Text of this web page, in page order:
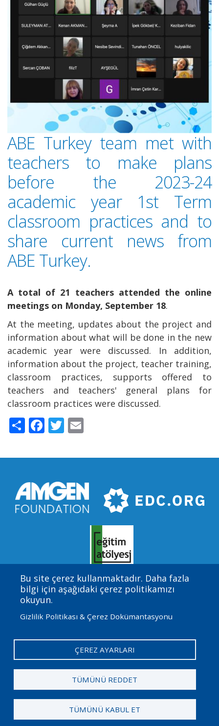
ABE Turkey team met with
teachers to make plans
before the 2023-24
academic year 1st Term
classroom practices and to
share current news from
ABE Turkey.
A total of 21 teachersattended the online
meetings on Monday, September 18.
At the meeting, updates about the project and
information about what will be done in the new
academic year were discussed. In addition,
information about the project, teacher training,
classroom practices, supports offered to
teachers and teachers' general plans for
classroom practices were discussed.
ShareFacebook
Twitter
Bu site çerez kullanmaktadır. Daha fazla
bilgi için aşağıdaki çerez politikamızı
okuyun.
Gizlilik Politikası & Çerez Dokümantasyonu
ÇEREZ AYARLARI
TÜMÜNÜ REDDET
TÜMÜNÜ KABUL ET
Amgen Biyoteknoloji Deneyimi, Eğitim Geliştirme
yardım ile Amgen Vakfı tarafından finanse edilen
User
menu
Admin Log in
2026 Amgen Vakfı. Tüm hakları Saklıdır.